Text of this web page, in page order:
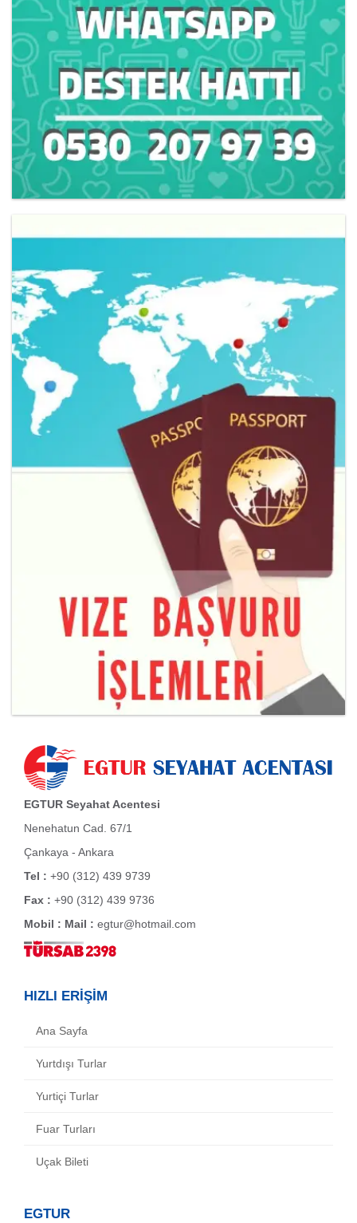
EGTUR Seyahat Acentesi
Nenehatun Cad. 67/1
Çankaya - Ankara
Tel : +90 (312) 439 9739
Fax : +90 (312) 439 9736
Mobil : Mail : egtur@hotmail.com
HIZLI ERİŞİM
Ana Sayfa
Yurtdışı Turlar
Yurtiçi Turlar
Fuar Turları
Uçak Bileti
EGTUR